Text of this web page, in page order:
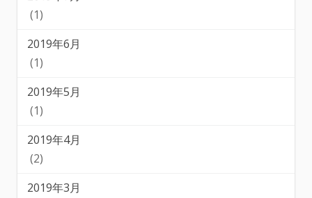
(1)
2019年6月
(1)
2019年5月
(1)
2019年4月
(2)
2019年3月